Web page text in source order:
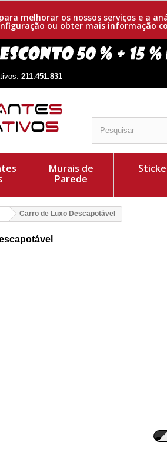
melhorar os nossos serviços e a
ou obter mais informação
211.451.831
Murais de
Parede
Carro de Luxo Descapotável